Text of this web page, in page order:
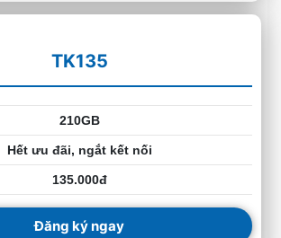
TK135
210GB
Hết ưu đãi, ngắt kết nối
135.000đ
Đăng ký ngay